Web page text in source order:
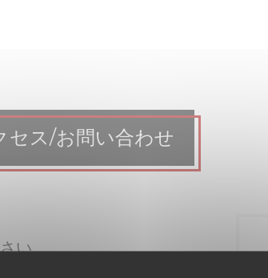
セス/お問い合わせ
い。